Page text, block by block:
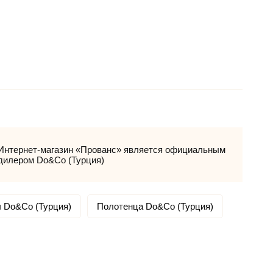
магазин «Прованс» является официальным
Do&Co (Турция)
Do&Co (Турция) Полотенца Do&Co (Турция)